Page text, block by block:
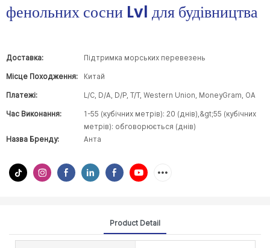
фенольних сосни Lvl для будівництва
Доставка: Підтримка морських перевезень
Місце Походження: Китай
Платежі: L/C, D/A, D/P, T/T, Western Union, MoneyGram, OA
Час Виконання:
1-55 (кубічних метрів): 20 (днів),&gt;55 (кубічних
метрів): обговорюється (днів)
Назва Бренду:
Анта
Product Detail